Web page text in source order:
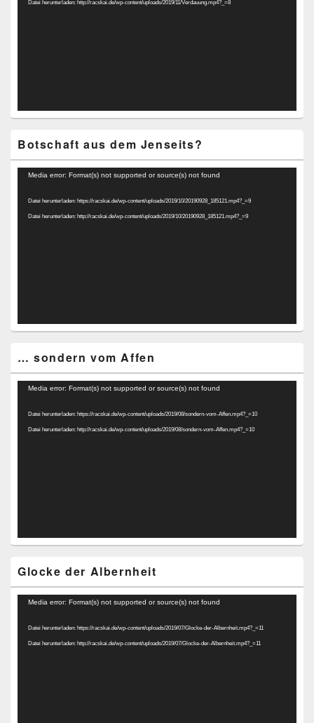
Datei herunterladen: http://racskai.de/wp-content/uploads/2019/11/Verdauung.mp4?_=8
Botschaft aus dem Jenseits?
Video-
Media error: Format(s) not supported or source(s) not found
Datei herunterladen: https://racskai.de/wp-content/uploads/2019/10/20190928_185121.mp4?_=9
Datei herunterladen: http://racskai.de/wp-content/uploads/2019/10/20190928_185121.mp4?_=9
… sondern vom Affen
Video-
Media error: Format(s) not supported or source(s) not found
Datei herunterladen: https://racskai.de/wp-content/uploads/2019/08/sondern-vom-Affen.mp4?_=10
Datei herunterladen: http://racskai.de/wp-content/uploads/2019/08/sondern-vom-Affen.mp4?_=10
Glocke der Albernheit
Video-
Media error: Format(s) not supported or source(s) not found
Datei herunterladen: https://racskai.de/wp-content/uploads/2019/07/Glocke-der-Albernheit.mp4?_=11
Datei herunterladen: http://racskai.de/wp-content/uploads/2019/07/Glocke-der-Albernheit.mp4?_=11